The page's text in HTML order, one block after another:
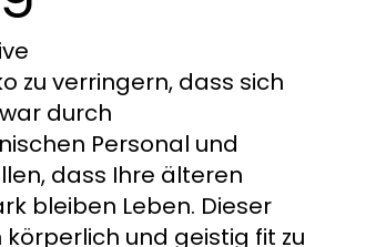
zu verringern, dass sich
durch
Personal und
dass Ihre älteren
bleiben Leben. Dieser
und geistig fit zu